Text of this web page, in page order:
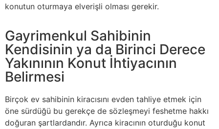
konutun oturmaya elverişli olması gerekir.
Gayrimenkul Sahibinin
Kendisinin ya da Birinci Derece
Yakınının Konut İhtiyacının
Belirmesi
Birçok ev sahibinin kiracısını evden tahliye etmek için
öne sürdüğü bu gerekçe de sözleşmeyi feshetme hakkı
doğuran şartlardandır. Ayrıca kiracının oturduğu konut